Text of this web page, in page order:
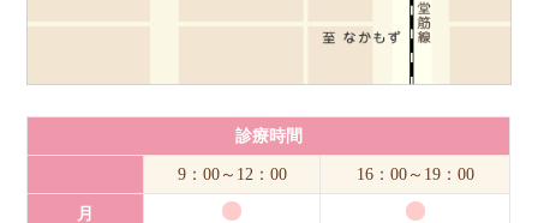
診療時間
9：00～12：00 16：00～19：00
月